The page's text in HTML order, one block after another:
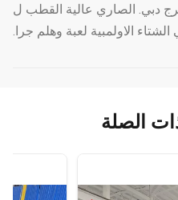
دبي. الصاري عالية القطب ل
الاولمبية لعبة وهلم جرا.
الصلة